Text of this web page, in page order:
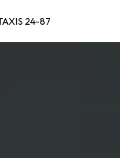
24-87